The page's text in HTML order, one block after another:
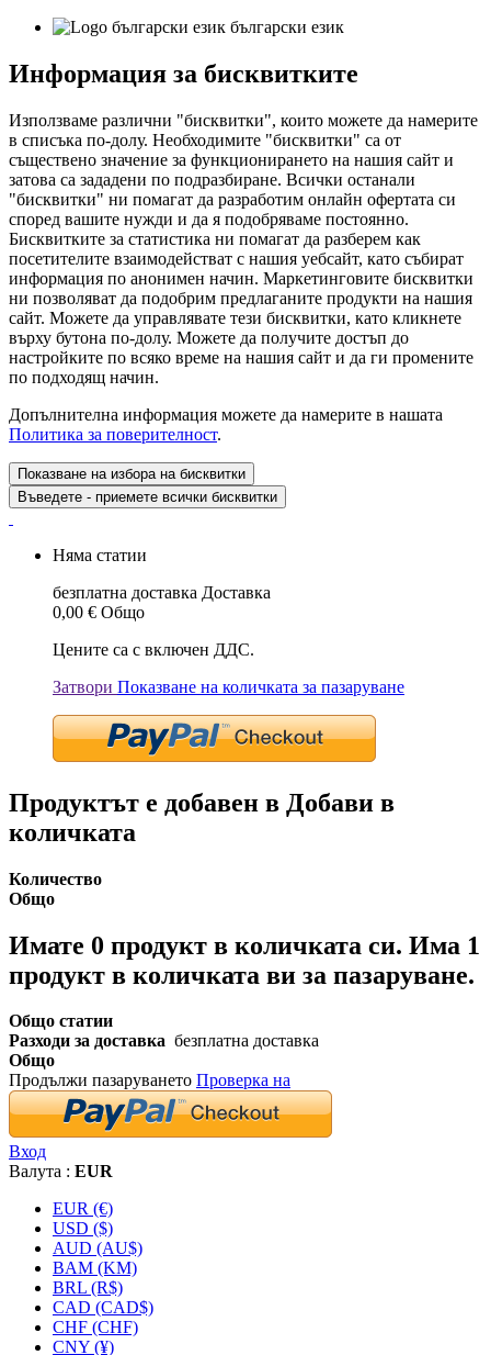
български език
Информация за бисквитките
Използваме различни "бисквитки", които можете да намерите
в списъка по-долу. Необходимите "бисквитки" са от
съществено значение за функционирането на нашия сайт и
затова са зададени по подразбиране. Всички останали
"бисквитки" ни помагат да разработим онлайн офертата си
според вашите нужди и да я подобряваме постоянно.
Бисквитките за статистика ни помагат да разберем как
посетителите взаимодействат с нашия уебсайт, като събират
информация по анонимен начин. Маркетинговите бисквитки
ни позволяват да подобрим предлаганите продукти на нашия
сайт. Можете да управлявате тези бисквитки, като кликнете
върху бутона по-долу. Можете да получите достъп до
настройките по всяко време на нашия сайт и да ги промените
по подходящ начин.
Допълнителна информация можете да намерите в нашата
Политика за поверителност.
Показване на избора на бисквитки
Въведете - приемете всички бисквитки
Няма статии
безплатна доставка Доставка
0,00 € Общо
Цените са с включен ДДС.
Затвори Показване на количката за пазаруване
Продуктът е добавен в Добави в
количката
Количество
Общо
Имате 0 продукт в количката си. Има 1
продукт в количката ви за пазаруване.
Общо статии
Разходи за доставка безплатна доставка
Общо
Продължи пазаруването Проверка на
Вход
Валута : EUR
EUR (€)
USD ($)
AUD (AU$)
BAM (KM)
BRL (R$)
CAD (CAD$)
CHF (CHF)
CNY (¥)